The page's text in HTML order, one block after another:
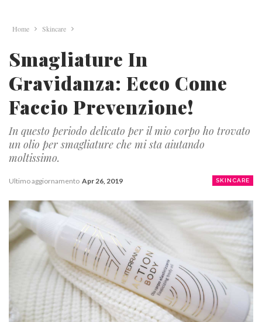
Home Skincare
Smagliature In
Gravidanza: Ecco Come
Faccio Prevenzione!
In questo periodo delicato per il mio corpo ho trovato
un olio per smagliature che mi sta aiutando
moltissimo.
SKINCARE
Ultimo aggiornamento Apr 26, 2019